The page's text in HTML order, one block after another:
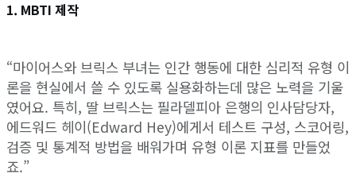
1. MBTI 제작
“마이어스와 브릭스 부녀는 인간 행동에 대한 심리적 유형 이
론을 현실에서 쓸 수 있도록 실용화하는데 많은 노력을 기울
였어요. 특히, 딸 브릭스는 필라델피아 은행의 인사담당자,
에드워드 헤이(Edward Hey)에게서 테스트 구성, 스코어링,
검증 및 통계적 방법을 배워가며 유형 이론 지표를 만들었
죠.”